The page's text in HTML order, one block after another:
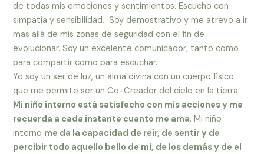
de todas mis emociones y sentimientos. Escucho con
simpatía y sensibilidad. Soy demostrativo y me atrevo a ir
mas allá de mis zonas de seguridad con el fin de
evolucionar. Soy un excelente comunicador, tanto como
para compartir como para escuchar.
Yo soy un ser de luz, un alma divina con un cuerpo físico
que me permite ser un Co-Creador del cielo en la tierra.
Mi niño interno está satisfecho con mis acciones y me
recuerda a cada instante cuanto me ama. Mi niño
interno me da la capacidad de reír, de sentir y de
percibir todo aquello bello de mi, de los demás y de el